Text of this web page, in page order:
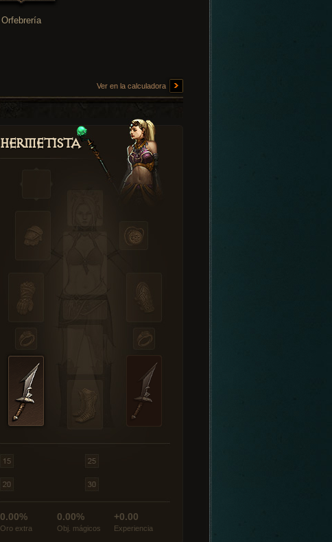
Orfebrería
Ver en la calculadora
Hermetista
0.00%
Oro extra
0.00%
Obj. mágicos
+0.00
Experiencia